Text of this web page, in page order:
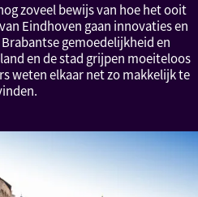
zoveel bewijs van hoe het ooit
Eindhoven gaan innovaties en
gemoedelijkheid en
en de stad grijpen moeiteloos
weten elkaar net zo makkelijk te